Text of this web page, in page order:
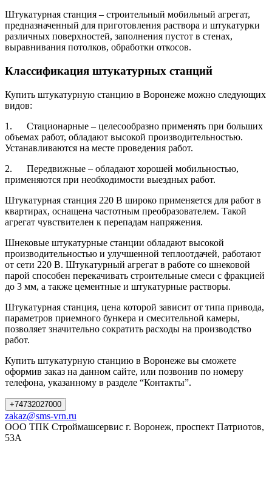
Штукатурная станция – строительный мобильный агрегат,
предназначенный для приготовления раствора и штукатурки
различных поверхностей, заполнения пустот в стенах,
выравнивания потолков, обработки откосов.
Классификация штукатурных станций
Купить штукатурную станцию в Воронеже можно следующих
видов:
1. Стационарные – целесообразно применять при больших
объемах работ, обладают высокой производительностью.
Устанавливаются на месте проведения работ.
2. Передвижные – обладают хорошей мобильностью,
применяются при необходимости выездных работ.
Штукатурная станция 220 В широко применяется для работ в
квартирах, оснащена частотным преобразователем. Такой
агрегат чувствителен к перепадам напряжения.
Шнековые штукатурные станции обладают высокой
производительностью и улучшенной теплоотдачей, работают
от сети 220 В. Штукатурный агрегат в работе со шнековой
парой способен перекачивать строительные смеси с фракцией
до 3 мм, а также цементные и штукатурные растворы.
Штукатурная станция, цена которой зависит от типа привода,
параметров приемного бункера и смесительной камеры,
позволяет значительно сократить расходы на производство
работ.
Купить штукатурную станцию в Воронеже вы сможете
оформив заказ на данном сайте, или позвонив по номеру
телефона, указанному в разделе “Контакты”.
+74732027000
zakaz@sms-vrn.ru
ООО ТПК Строймашсервис г. Воронеж, проспект Патриотов,
53А